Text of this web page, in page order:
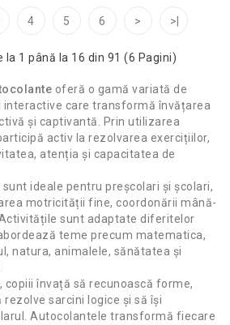
4 5 6 > >|
la 1 până la 16 din 91 (6 Pagini)
oferă o gamă variată de
care transformă învățarea
și captivantă. Prin utilizarea
activ la rezolvarea exercițiilor,
atenția și capacitatea de
ideale pentru preșcolari și școlari,
motricității fine, coordonării mână-
sunt adaptate diferitelor
teme precum matematica,
natura, animalele, sănătatea și
copiii învață să recunoască forme,
sarcini logice și să își
Autocolantele transformă fiecare